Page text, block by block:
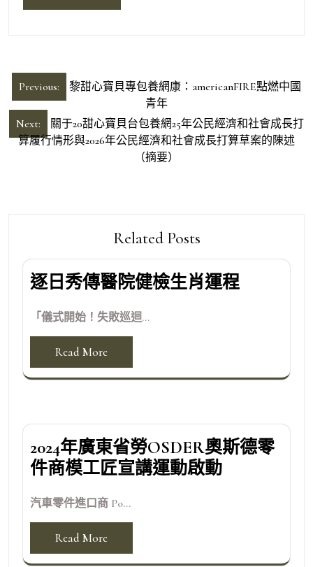
文
章
導
覽
Previous:
黎甜心寶貝專包養網康：americanFIRE點燃中國
青年
Next:
關于20甜心寶貝台包養網25年公民經濟和社會成長打
算履行情形與2026年公民經濟和社會成長打算草案的陳述
（摘要）
Related Posts
逐日秀傳醫院健檢生肖運程
「儀式開始！失敗巡迴...
Read More
2024年廣東省勞OSDER奧斯德零
件商模工匠宣講運動啟動
汽車零件進口商 Po...
Read More